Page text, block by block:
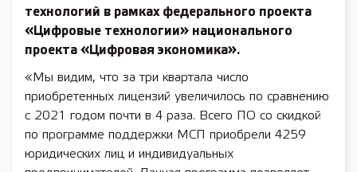
технологий в рамках федерального проекта
«Цифровые технологии» национального
проекта «Цифровая экономика».
«Мы видим, что за три квартала число
приобретенных лицензий увеличилось по сравнению
с 2021 годом почти в 4 раза. Всего ПО со скидкой
по программе поддержки МСП приобрели 4259
юридических лиц и индивидуальных